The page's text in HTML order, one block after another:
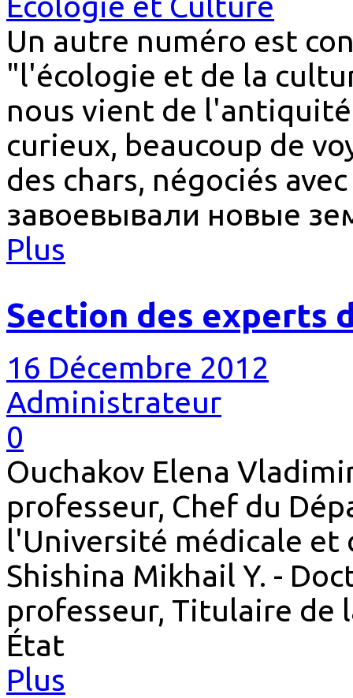
Un autre numéro est
"l'écologie et de la
nous vient de
curieux, beaucoup de
des chars, négociés
завоевывали новые
Plus
Section des experts
16 Décembre 2012
Administrateur
0
Ouchakov Elena
professeur, Chef du
l'Université médicale
Shishina Mikhail Y. -
professeur, Titulaire de
État
Plus